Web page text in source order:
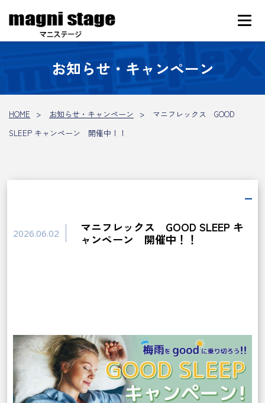
お知らせ・キャンペーン
HOME お知らせ・キャンペーン
マニフレックス GOOD
SLEEP キャンペーン 開催中！！
2026.06.02
マニフレックス GOOD SLEEP キ
ャンペーン 開催中！！